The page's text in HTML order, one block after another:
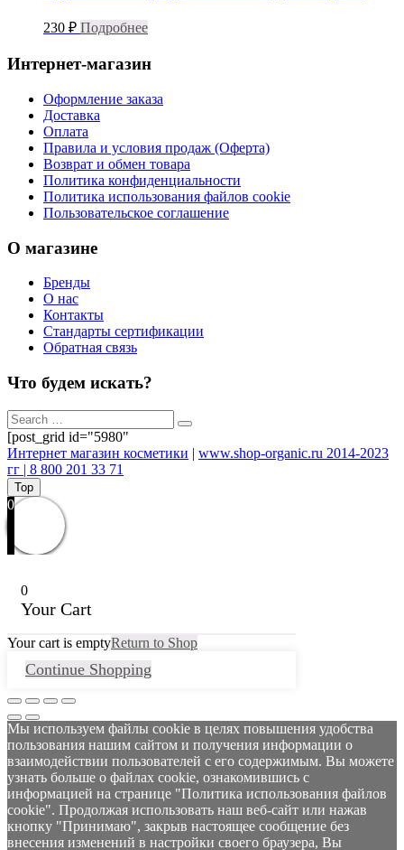
230 ₽ Подробнее
Интернет-магазин
Оформление заказа
Доставка
Оплата
Правила и условия продаж (Оферта)
Возврат и обмен товара
Политика конфиденциальности
Политика использования файлов cookie
Пользовательское соглашение
О магазине
Бренды
О нас
Контакты
Стандарты сертификации
Обратная связь
Что будем искать?
[post_grid id="5980"
Интернет магазин косметики | www.shop-organic.ru 2014-2023
гг | 8 800 201 33 71
Top
0
0
Your Cart
Your cart is emptyReturn to Shop
Continue Shopping
Мы используем файлы cookie в целях повышения удобства
пользования нашим сайтом и получения информации о
взаимодействии пользователей с его содержимым. Вы можете
узнать больше о файлах cookie, ознакомившись с
информацией на странице "Политика использования файлов
cookie". Продолжая использовать наш веб-сайт или нажав
кнопку "Принимаю", закрыв настоящее сообщение без
внесения изменений в настройки своего браузера, Вы